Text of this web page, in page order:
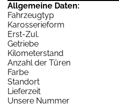
Allgemeine Daten:
Fahrzeugtyp
Karosserieform
Erst-Zul.
Getriebe
Kilometerstand
Anzahl der Türen
Farbe
Standort
Lieferzeit
Unsere Nummer